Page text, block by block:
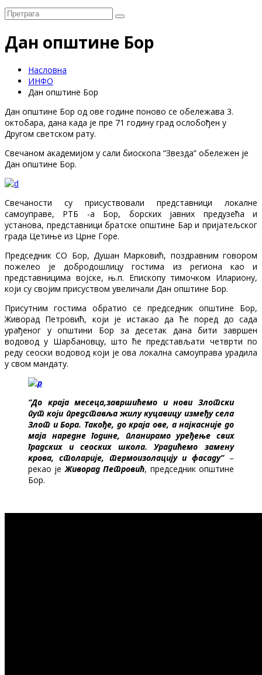
Дан општине Бор
Насловна
ИНФО
Дан општине Бор
Дан општине Бор од ове године поново се обележава 3.
октобара, дана када је пре 71 годину град ослобођен у
Другом светском рату.
Свечаном академијом у сали биоскопа “Звезда” обележен је
Дан општине Бор.
Свечаности су присуствовали представници локалне
самоуправе, РТБ -а Бор, борских јавних предузећа и
установа, представници братске општине Бар и пријатељског
града Цетиње из Црне Горе.
Председник СО Бор, Душан Марковић, поздравним говором
пожелео је добродошлицу гостима из региона као и
представницима војске, њ.п. Епископу тимочком Илариону,
који су својим присуством увеличали Дан општине Бор.
Присутним гостима обратио се председник општине Бор,
Живорад Петровић, који је истакао да ће поред до сада
урађеног у општини Бор за десетак дана бити завршен
водовод у Шарбановцу, што ће представљати четврти по
реду сеоски водовод који је ова локална самоуправа урадила
у свом мандату.
“До краја месеца,завршићемо и нови Злотски
пут који представља жилу куцавицу између села
Злот и Бора. Такође, до краја ове, а најкасније до
маја наредне године, планирамо уређење свих
градских и сеоских школа. Урадићемо замену
крова, столарије, термоизолацију и фасаду”–
рекао је Живорад Петровић, председник општине
Бор.